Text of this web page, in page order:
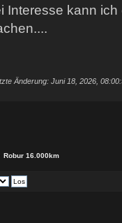
Interesse kann
Änderung: Juni 18, 2026,
Robur 16.000km